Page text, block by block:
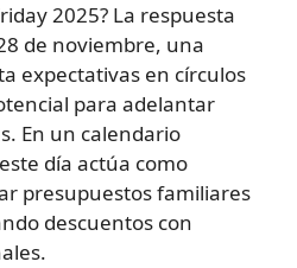
2025? La respuesta
de noviembre, una
expectativas en círculos
para adelantar
En un calendario
día actúa como
presupuestos familiares
descuentos con